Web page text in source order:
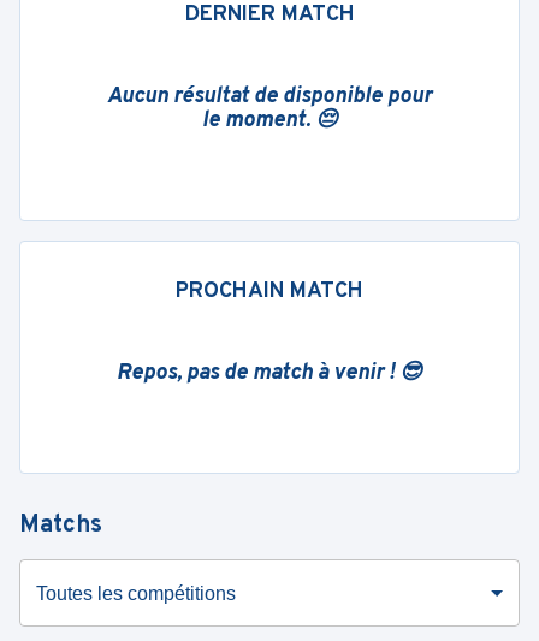
DERNIER MATCH
Aucun résultat de disponible pour
le moment. 😔
PROCHAIN MATCH
Repos, pas de match à venir ! 😎
Matchs
Toutes les compétitions